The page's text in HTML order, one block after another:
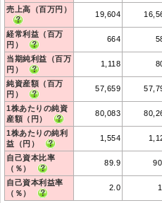
売上高（百万円）
19,604
経常利益（百万
円）
664
当期純利益（百万
円）
1,118
純資産額（百万
円）
57,659
1株あたりの純資
産額（円）
80,083
1株あたりの純利
益（円）
1,554
自己資本比率
（％）
89.9
自己資本利益率
（％）
2.0